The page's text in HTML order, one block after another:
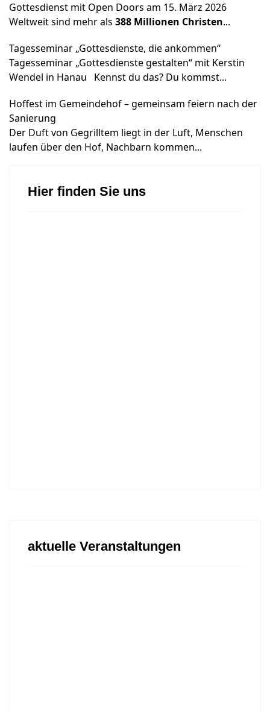
Gottesdienst mit Open Doors am 15. März 2026
Weltweit sind mehr als 388 Millionen Christen...
Tagesseminar „Gottesdienste, die ankommen“
Tagesseminar „Gottesdienste gestalten“ mit Kerstin
Wendel in Hanau Kennst du das? Du kommst...
Hoffest im Gemeindehof – gemeinsam feiern nach der
Sanierung
Der Duft von Gegrilltem liegt in der Luft, Menschen
laufen über den Hof, Nachbarn kommen...
Hier finden Sie uns
aktuelle Veranstaltungen